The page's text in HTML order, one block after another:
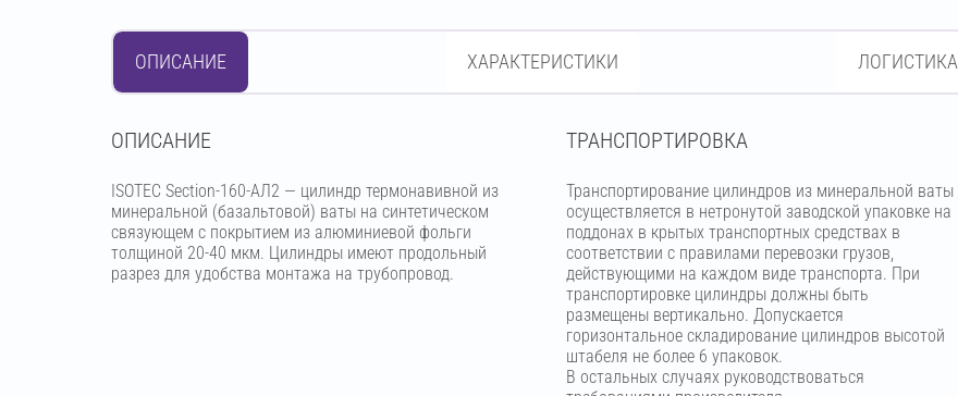
ОПИСАНИЕ ХАРАКТЕРИСТИКИ ЛОГИСТИКА
OПИСАНИЕ
ISOTEC Section-160-АЛ2 — цилиндр термонавивной из
минеральной (базальтовой) ваты на синтетическом
связующем с покрытием из алюминиевой фольги
толщиной 20-40 мкм. Цилиндры имеют продольный
разрез для удобства монтажа на трубопровод.
ТРАНСПОРТИРОВКА
Транспортирование цилиндров из минеральной ваты
осуществляется в нетронутой заводской упаковке на
поддонах в крытых транспортных средствах в
соответствии с правилами перевозки грузов,
действующими на каждом виде транспорта. При
транспортировке цилиндры должны быть
размещены вертикально. Допускается
горизонтальное складирование цилиндров высотой
штабеля не более 6 упаковок.
В остальных случаях руководствоваться